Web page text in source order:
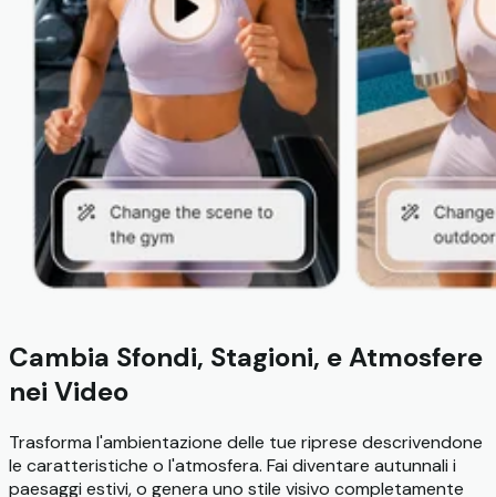
Cambia Sfondi, Stagioni, e Atmosfere
nei Video
Trasforma l'ambientazione delle tue riprese descrivendone
le caratteristiche o l'atmosfera. Fai diventare autunnali i
paesaggi estivi, o genera uno stile visivo completamente